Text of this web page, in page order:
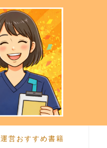
運営おすすめ書籍